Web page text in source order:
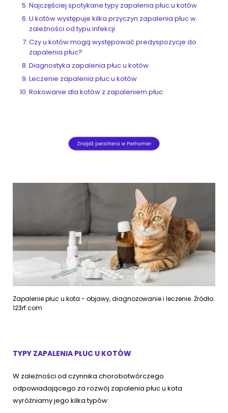
Najczęściej spotykane typy zapalenia płuc u kotów
U kotów występuje kilka przyczyn zapalenia płuc w
zależności od typu infekcji
Czy u kotów mogą występować predyspozycje do
zapalenia płuc?
Diagnostyka zapalenia płuc u kotów
Leczenie zapalenia płuc u kotów
Rokowanie dla kotów z zapaleniem płuc
Zapalenie płuc u kota - objawy, diagnozowanie i leczenie. Źródło:
123rf.com
TYPY ZAPALENIA PŁUC U KOTÓW
W zależności od czynnika chorobotwórczego
odpowiadającego za rozwój zapalenia płuc u kota
wyróżniamy jego kilka typów: